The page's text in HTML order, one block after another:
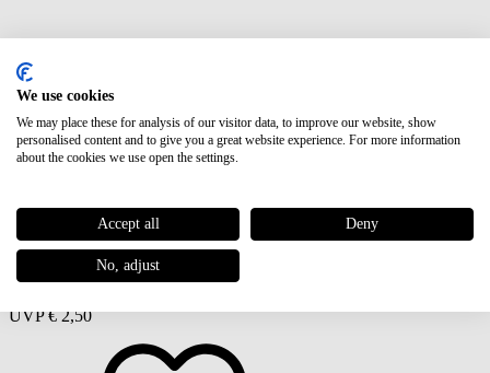
Postkarte
Happy Birthday
UVP € 2,50
We use cookies
We may place these for analysis of our visitor data, to improve our website, show
personalised content and to give you a great website experience. For more information
about the cookies we use open the settings.
Accept all Deny
No, adjust